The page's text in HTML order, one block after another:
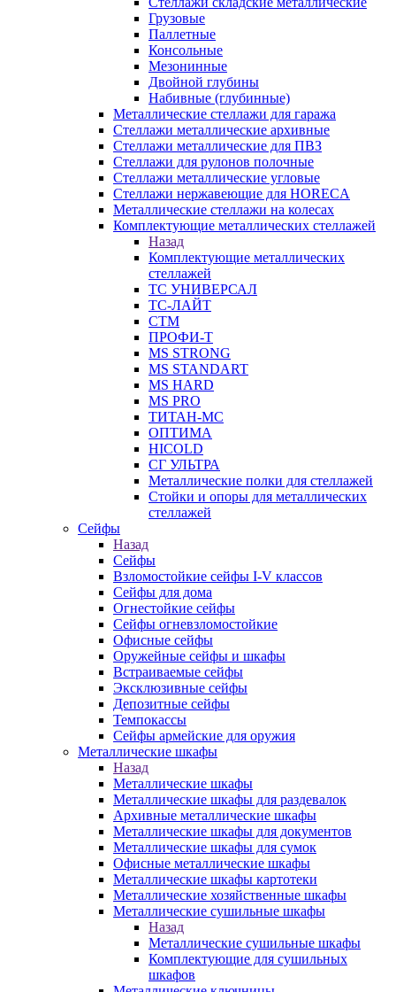
Грузовые
Паллетные
Консольные
Мезонинные
Двойной глубины
Набивные (глубинные)
Металлические стеллажи для гаража
Стеллажи металлические архивные
Стеллажи металлические для ПВЗ
Стеллажи для рулонов полочные
Стеллажи металлические угловые
Стеллажи нержавеющие для HORECA
Металлические стеллажи на колесах
Комплектующие металлических стеллажей
Назад
Комплектующие металлических
стеллажей
ТС УНИВЕРСАЛ
ТС-ЛАЙТ
СТМ
ПРОФИ-Т
MS STRONG
MS STANDART
MS HARD
MS PRO
ТИТАН-МС
ОПТИМА
HICOLD
СГ УЛЬТРА
Металлические полки для стеллажей
Стойки и опоры для металлических
стеллажей
Сейфы
Назад
Сейфы
Взломостойкие сейфы I-V классов
Сейфы для дома
Огнестойкие сейфы
Сейфы огневзломостойкие
Офисные сейфы
Оружейные сейфы и шкафы
Встраиваемые сейфы
Эксклюзивные сейфы
Депозитные сейфы
Темпокассы
Сейфы армейские для оружия
Металлические шкафы
Назад
Металлические шкафы
Металлические шкафы для раздевалок
Архивные металлические шкафы
Металлические шкафы для документов
Металлические шкафы для сумок
Офисные металлические шкафы
Металлические шкафы картотеки
Металлические хозяйственные шкафы
Металлические сушильные шкафы
Назад
Металлические сушильные шкафы
Комплектующие для сушильных
шкафов